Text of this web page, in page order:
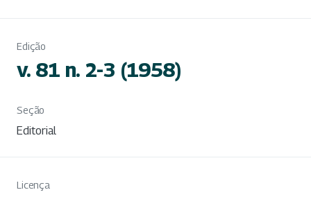
Edição
v. 81 n. 2-3 (1958)
Seção
Editorial
Licença